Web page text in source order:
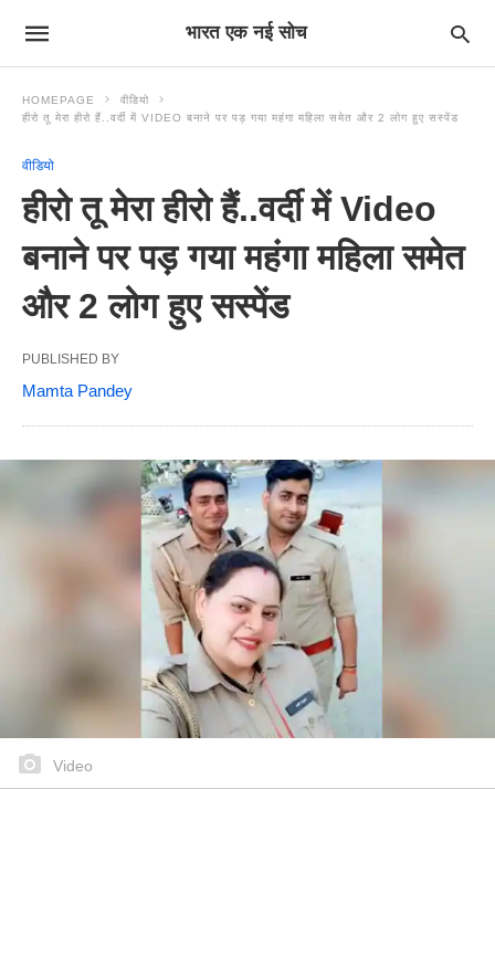
भारत एक नई सोच
HOMEPAGE
वीडियो
हीरो तू मेरा हीरो हैं..वर्दी में VIDEO बनाने पर पड़ गया महंगा महिला समेत और 2 लोग हुए सस्पेंड
वीडियो
हीरो तू मेरा हीरो हैं..वर्दी में Video
बनाने पर पड़ गया महंगा महिला समेत
और 2 लोग हुए सस्पेंड
PUBLISHED BY
Mamta Pandey
Video